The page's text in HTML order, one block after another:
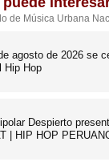
de Música Urbana
agosto de 2026 se
Hip Hop
Despierto
| HIP HOP